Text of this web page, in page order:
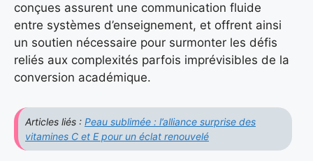
conçues assurent une communication fluide
entre systèmes d’enseignement, et offrent ainsi
un soutien nécessaire pour surmonter les défis
reliés aux complexités parfois imprévisibles de la
conversion académique.
Articles liés : Peau sublimée : l’alliance surprise des
vitamines C et E pour un éclat renouvelé